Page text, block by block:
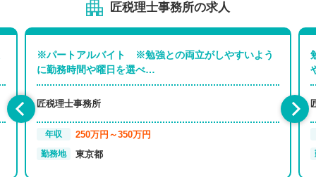
匠税理士事務所の求人
※パートアルバイト ※勉強との両立がしやすいよう
に勤務時間や曜日を選べ…
匠税理士事務所
年収 250万円～350万円
勤務地 東京都